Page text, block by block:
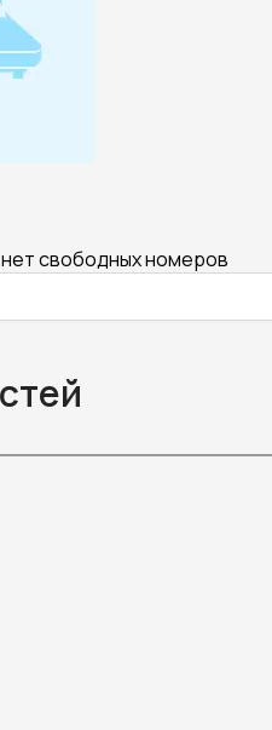
свободных номеров